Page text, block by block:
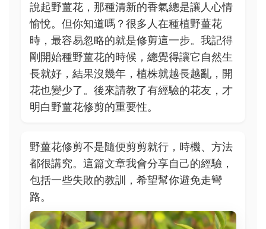
說起野薑花，那種清新的香氣總是讓人心情
愉悅。但你知道嗎？很多人在種植野薑花
時，最容易忽略的就是修剪這一步。我記得
剛開始種野薑花的時候，總覺得讓它自然生
長就好，結果沒幾年，植株就越長越亂，開
花也變少了。後來請教了有經驗的花友，才
明白野薑花修剪的重要性。
野薑花修剪不是隨便剪剪就行，時機、方法
都很講究。這篇文章我會分享自己的經驗，
包括一些失敗的教訓，希望幫你避免走彎
路。